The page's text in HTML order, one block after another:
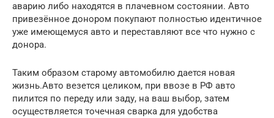
аварию либо находятся в плачевном состоянии. Авто
привезённое донором покупают полностью идентичное
уже имеющемуся авто и переставляют все что нужно с
донора.
Таким образом старому автомобилю дается новая
жизнь.Авто везется целиком, при ввозе в РФ авто
пилится по переду или заду, на ваш выбор, затем
осуществляется точечная сварка для удобства